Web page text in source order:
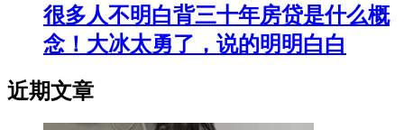
很多人不明白背三十年房贷是什么概
念！大冰太勇了，说的明明白白
近期文章